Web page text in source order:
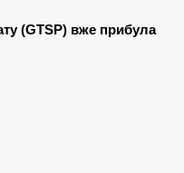
(GTSP) вже прибула